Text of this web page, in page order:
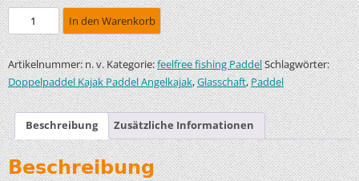
In den Warenkorb
Artikelnummer:n. v. Kategorie:feelfree fishing PaddelSchlagwörter:
Doppelpaddel Kajak Paddel Angelkajak,Glasschaft,Paddel
Beschreibung Zusätzliche Informationen
Beschreibung